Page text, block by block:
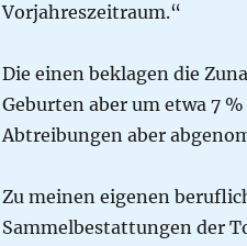
Vorjahreszeitraum.“
Die einen beklagen die
Geburten aber um etwa 7
Abtreibungen aber
Zu meinen eigenen
Sammelbestattungen der